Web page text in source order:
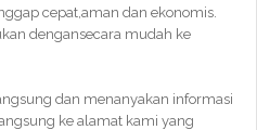
cepat,aman dan ekonomis.
dengansecara mudah ke
dan menanyakan informasi
ke alamat kami yang